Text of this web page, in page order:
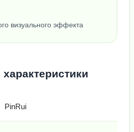
визуального эффекта
PinRui